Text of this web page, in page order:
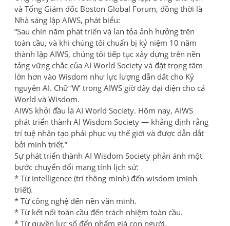
và Tổng Giám đốc Boston Global Forum, đồng thời là
Nhà sáng lập AIWS, phát biểu:
“Sau chín năm phát triển và lan tỏa ảnh hưởng trên
toàn cầu, và khi chúng tôi chuẩn bị kỷ niệm 10 năm
thành lập AIWS, chúng tôi tiếp tục xây dựng trên nền
tảng vững chắc của AI World Society và đặt trọng tâm
lớn hơn vào Wisdom như lực lượng dẫn dắt cho Kỷ
nguyên AI. Chữ ‘W’ trong AIWS giờ đây đại diện cho cả
World và Wisdom.
AIWS khởi đầu là AI World Society. Hôm nay, AIWS
phát triển thành AI Wisdom Society — khẳng định rằng
trí tuệ nhân tạo phải phục vụ thế giới và được dẫn dắt
bởi minh triết.”
Sự phát triển thành AI Wisdom Society phản ánh một
bước chuyển đổi mang tính lịch sử:
* Từ intelligence (trí thông minh) đến wisdom (minh
triết).
* Từ công nghệ đến nền văn minh.
* Từ kết nối toàn cầu đến trách nhiệm toàn cầu.
* Từ quyền lực số đến phẩm giá con người.